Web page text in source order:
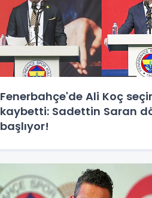
Fenerbahçe'de Ali Koç
kaybetti: Sadettin Saran
başlıyor!